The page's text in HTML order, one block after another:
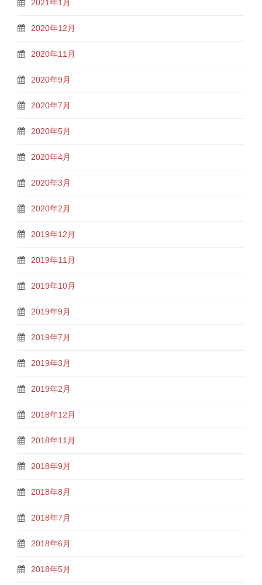
2021年1月
2020年12月
2020年11月
2020年9月
2020年7月
2020年5月
2020年4月
2020年3月
2020年2月
2019年12月
2019年11月
2019年10月
2019年9月
2019年7月
2019年3月
2019年2月
2018年12月
2018年11月
2018年9月
2018年8月
2018年7月
2018年6月
2018年5月